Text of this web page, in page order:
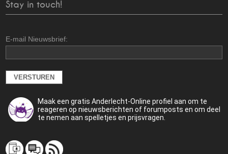
Stay in touch!
E-mail Nieuwsbrief:
Maak een gratis Anderlecht-Online profiel aan om te
reageren op nieuwsberichten of forumposts en om deel
te nemen aan spelletjes en prijsvragen.